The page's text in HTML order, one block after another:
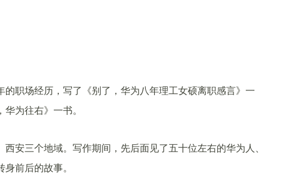
的职场经历，写了《别了，华为八年理工女硕离职感言》一
为往右》一书。
安三个地域。写作期间，先后面见了五十位左右的华为人、
前后的故事。